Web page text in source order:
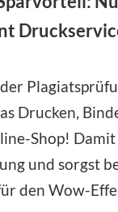
Drucken,
Shop!
und sorgst
den Wow-